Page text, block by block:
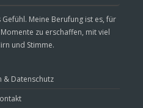
Meine Berufung ist es, für
zu erschaffen, mit viel
und Stimme.
& Datenschutz